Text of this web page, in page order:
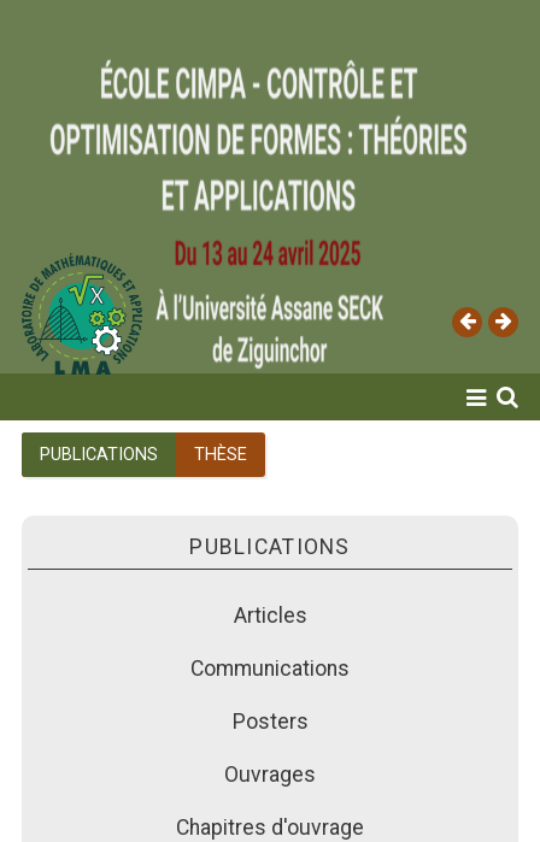
PUBLICATIONS THÈSE
PUBLICATIONS
Articles
Communications
Posters
Ouvrages
Chapitres d'ouvrage